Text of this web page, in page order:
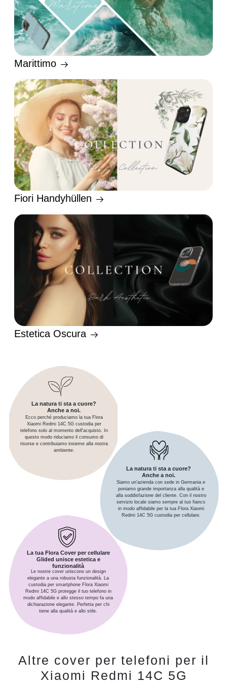
Marittimo
Fiori Handyhüllen
Estetica Oscura
La natura ti sta a cuore?
Anche a noi.
Ecco perché produciamo la tua Flora
Xiaomi Redmi 14C 5G custodia per
telefono solo al momento dell'acquisto. In
questo modo riduciamo il consumo di
risorse e contribuiamo insieme alla nostra
ambiente.
La natura ti sta a cuore?
Anche a noi.
Siamo un'azienda con sede in Germania e
poniamo grande importanza alla qualità e
alla soddisfazione del cliente. Con il nostro
servizio locale siamo sempre al tuo fianco
in modo affidabile per la tua Flora Xiaomi
Redmi 14C 5G custodia per cellulare.
La tua Flora Cover per cellulare
Glided unisce estetica e
funzionalità
Le nostre cover uniscono un design
elegante a una robusta funzionalità. La
custodia per smartphone Flora Xiaomi
Redmi 14C 5G protegge il tuo telefono in
modo affidabile e allo stesso tempo fa una
dichiarazione elegante. Perfetta per chi
tiene alla qualità e allo stile.
Altre cover per telefoni per il
Xiaomi Redmi 14C 5G